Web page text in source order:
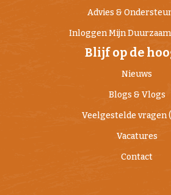
Advies &
Inloggen Mijn
Blijf op de
Nieuws
Blogs & Vlogs
Veelgestelde vragen
Vacatures
Contact